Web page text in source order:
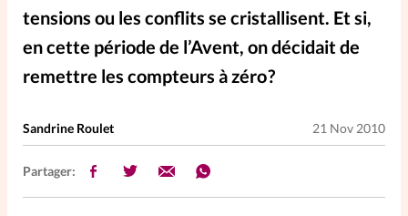
Lifestyle
Littérature
PersonnElles
RelationnElles
Shopping Spi
tensions ou les conflits se cristallisent. Et si,
en cette période de l’Avent, on décidait de
remettre les compteurs à zéro ?
Sandrine Roulet 21 Nov 2010
Partager: